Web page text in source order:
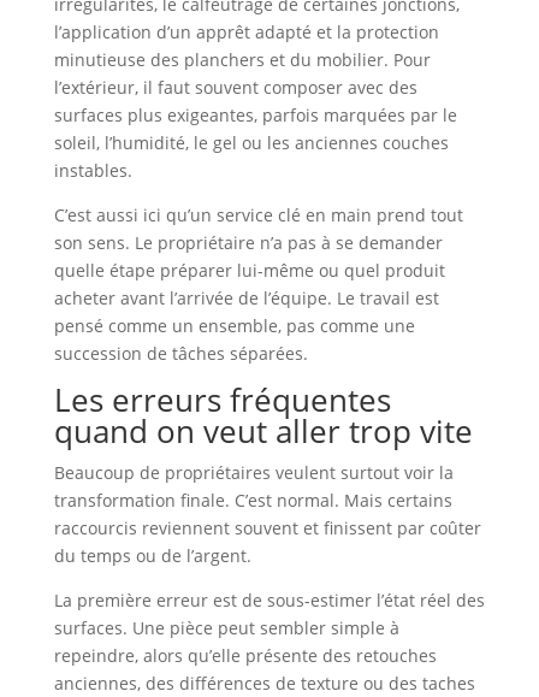
l’application d’un apprêt adapté et la protection
minutieuse des planchers et du mobilier. Pour
l’extérieur, il faut souvent composer avec des
surfaces plus exigeantes, parfois marquées par le
soleil, l’humidité, le gel ou les anciennes couches
instables.
C’est aussi ici qu’un service clé en main prend tout
son sens. Le propriétaire n’a pas à se demander
quelle étape préparer lui-même ou quel produit
acheter avant l’arrivée de l’équipe. Le travail est
pensé comme un ensemble, pas comme une
succession de tâches séparées.
Les erreurs fréquentes
quand on veut aller trop vite
Beaucoup de propriétaires veulent surtout voir la
transformation finale. C’est normal. Mais certains
raccourcis reviennent souvent et finissent par coûter
du temps ou de l’argent.
La première erreur est de sous-estimer l’état réel des
surfaces. Une pièce peut sembler simple à
repeindre, alors qu’elle présente des retouches
anciennes, des différences de texture ou des taches